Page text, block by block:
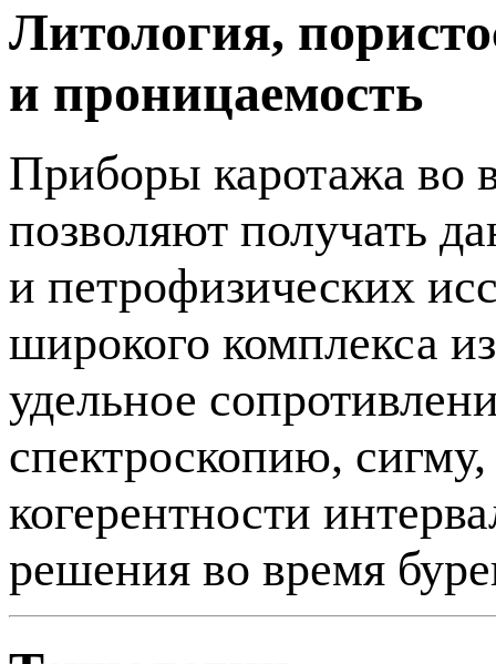
Литология,
и проницаемость
Приборы каротажа во
позволяют получать
и петрофизических
широкого комплекса
удельное
спектроскопию,
когерентности
решения во время